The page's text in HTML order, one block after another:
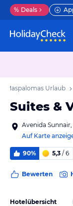
% Deals
Maspalomas Urlaub
Suites &
Avenida Sunnair,
Auf Karte
90% 5,3 / 6
Bewerten
Hotelübersicht